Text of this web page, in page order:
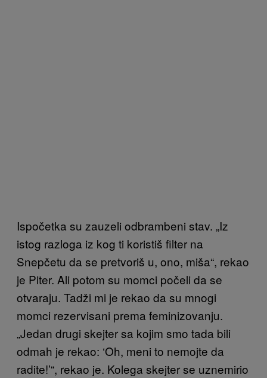
Ispočetka su zauzeli odbrambeni stav. „Iz
istog razloga iz kog ti koristiš filter na
Snepčetu da se pretvoriš u, ono, miša“, rekao
je Piter. Ali potom su momci počeli da se
otvaraju. Tadži mi je rekao da su mnogi
momci rezervisani prema feminizovanju.
„Jedan drugi skejter sa kojim smo tada bili
odmah je rekao: ‘Oh, meni to nemojte da
radite!’“, rekao je. Kolega skejter se uznemirio